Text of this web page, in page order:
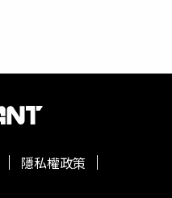
隱私權政策